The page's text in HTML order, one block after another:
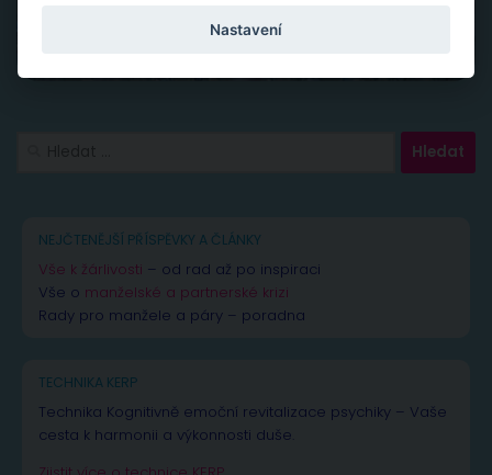
NEJČTENĚJŠÍ PŘÍSPĚVKY A ČLÁNKY
Vše k žárlivosti – od rad až po inspiraci
Vše o manželské a partnerské krizi
Rady pro manžele a páry – poradna
TECHNIKA KERP
Technika Kognitivně emoční revitalizace psychiky – Vaše
cesta k harmonii a výkonnosti duše.
Nastavení